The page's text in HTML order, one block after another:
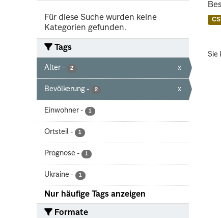
Für diese Suche wurden keine
Kategorien gefunden.
Tags
Alter - 2 x
Bevölkerung - 2 x
Einwohner - 1
Ortsteil - 1
Prognose - 1
Ukraine - 1
Nur häufige Tags anzeigen
Formate
Sie